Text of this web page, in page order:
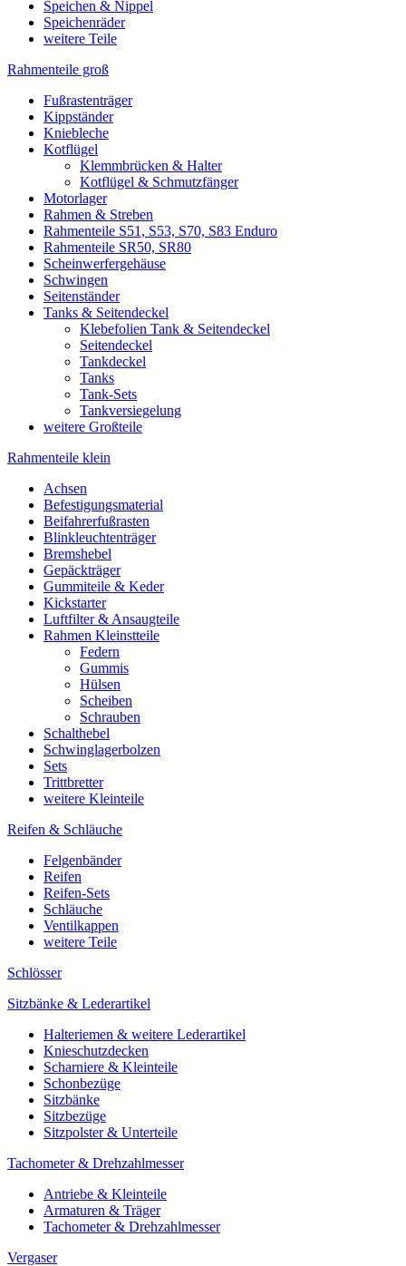
Speichen & Nippel
Speichenräder
weitere Teile
Rahmenteile groß
Fußrastenträger
Kippständer
Kniebleche
Kotflügel
Klemmbrücken & Halter
Kotflügel & Schmutzfänger
Motorlager
Rahmen & Streben
Rahmenteile S51, S53, S70, S83 Enduro
Rahmenteile SR50, SR80
Scheinwerfergehäuse
Schwingen
Seitenständer
Tanks & Seitendeckel
Klebefolien Tank & Seitendeckel
Seitendeckel
Tankdeckel
Tanks
Tank-Sets
Tankversiegelung
weitere Großteile
Rahmenteile klein
Achsen
Befestigungsmaterial
Beifahrerfußrasten
Blinkleuchtenträger
Bremshebel
Gepäckträger
Gummiteile & Keder
Kickstarter
Luftfilter & Ansaugteile
Rahmen Kleinstteile
Federn
Gummis
Hülsen
Scheiben
Schrauben
Schalthebel
Schwinglagerbolzen
Sets
Trittbretter
weitere Kleinteile
Reifen & Schläuche
Felgenbänder
Reifen
Reifen-Sets
Schläuche
Ventilkappen
weitere Teile
Schlösser
Sitzbänke & Lederartikel
Halteriemen & weitere Lederartikel
Knieschutzdecken
Scharniere & Kleinteile
Schonbezüge
Sitzbänke
Sitzbezüge
Sitzpolster & Unterteile
Tachometer & Drehzahlmesser
Antriebe & Kleinteile
Armaturen & Träger
Tachometer & Drehzahlmesser
Vergaser